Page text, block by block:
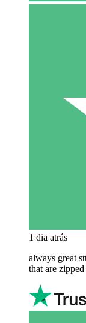
1 dia atrás
always great
that are